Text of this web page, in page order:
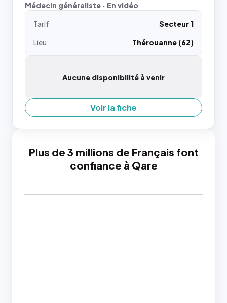
Médecin généraliste · En vidéo
Tarif
Secteur 1
Lieu
Thérouanne (62)
Aucune disponibilité à venir
Voir la fiche
Plus de 3 millions de Français font
confiance à Qare